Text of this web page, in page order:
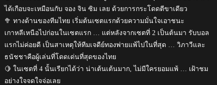
ได้เกือบจะเหมือนกับ จอง จิน ซิม เลย ด้วยการกระโดดตีขาเดียว
🥦 ทางด้านของทีมไทย เริ่มต้นเซตแรกด้วยความมั่นใจเอาชนะ
เกาหลีเหนือไปก่อนในเซตแรก … แต่หลังจากเซตที่ 2 เป็นต้นมา รับบอล
แรกไม่ค่อยดี เป็นสาเหตุให้ทีมเจดีย์ทองพ่ายแพ้ไปในที่สุด … วิภาวีและ
ธนัชชาคือผู้เล่นที่โดดเด่นที่สุดของไทย
🍋 ในเซตที่ 4 นั้นเรียกได้ว่า น่าเต้นเต้นมาก, ไม่มีใครยอมแพ้ … เฝ้าชม
อย่างใจจดใจจ่อเลย